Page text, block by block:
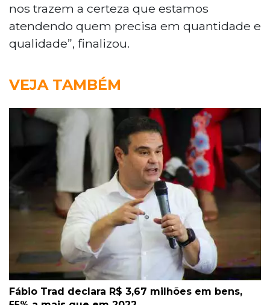
nos trazem a certeza que estamos
atendendo quem precisa em quantidade e
qualidade”, finalizou.
VEJA TAMBÉM
Fábio Trad declara R$ 3,67 milhões em bens,